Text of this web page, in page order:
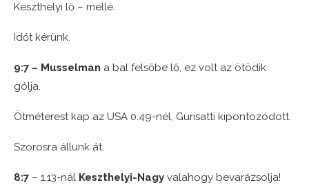
Keszthelyi lő – mellé.
Időt kérünk.
9:7 – Musselman a bal felsőbe lő, ez volt az ötödik
gólja.
Ötméterest kap az USA 0.49-nél, Gurisatti kipontozódott.
Szorosra állunk át.
8:7 – 1.13-nál Keszthelyi-Nagy valahogy bevarázsolja!